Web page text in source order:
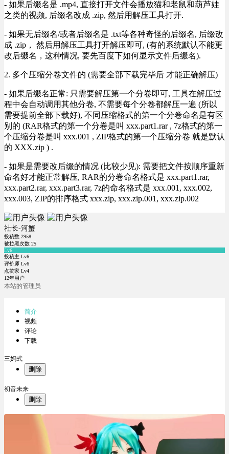
- 如果后缀名是 .mp4, 直接打开文件会播放猫和老鼠和葫芦娃
之类的视频, 后缀名改成 .zip, 然后用解压工具打开.
- 如果无后缀名/或者后缀名是 .txt等各种奇怪的后缀名, 后缀改
成 .zip， 然后用解压工具打开解压即可, (有的系统默认不能更
改后缀名，这种情况, 要先百度下如何显示文件后缀名).
2. 多个压缩分卷文件的 (需要全部下载完毕后 才能正确解压)
- 如果后缀名正常: 只需要解压第一个分卷即可, 工具在解压过
程中会自动调用其他分卷, 不需要每个分卷都解压一遍 (所以
需要提前全部下载好), 不同压缩格式的第一个分卷命名是有区
别的 (RAR格式的第一个分卷是叫 xxx.part1.rar , 7z格式的第一
个压缩分卷是叫 xxx.001 , ZIP格式的第一个压缩分卷 就是默认
的 XXX.zip ) .
- 如果是需要改后缀的情况 (比较少见): 需要把文件按顺序重新
命名好才能正常解压, RAR的分卷命名格式是 xxx.part1.rar,
xxx.part2.rar, xxx.part3.rar, 7z的命名格式是 xxx.001, xxx.002,
xxx.003, ZIP的排序格式 xxx.zip, xxx.zip.001, xxx.zip.002
社长-河蟹
投稿数 2958
被拉黑次数 25
Lv6
投稿主 Lv6
评价师 Lv6
点赞家 Lv4
12年用户
本站的管理员
简介
视频
评论
下载
三妈式
删除
初音未来
删除